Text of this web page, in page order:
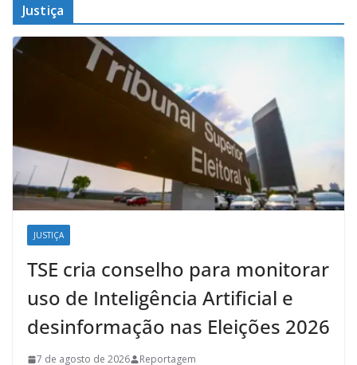
Justiça
JUSTIÇA
TSE cria conselho para monitorar
uso de Inteligência Artificial e
desinformação nas Eleições 2026
7 de agosto de 2026 Reportagem